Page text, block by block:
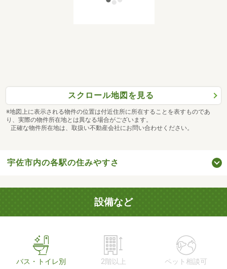
スクロール地図を見る
※地図上に表示される物件の位置は付近住所に所在することを表すものであ
り、実際の物件所在地とは異なる場合がございます。
正確な物件所在地は、取扱い不動産会社にお問い合わせください。
宇佐市内の各駅の住みやすさ
設備など
バス・トイレ別 2階以上 ペット相談可